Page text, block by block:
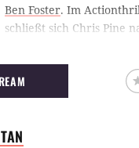
Ben Foster. Im
schließt sich Chris Pine
privaten
was sich allerdings als
Entscheidung entpuppt.